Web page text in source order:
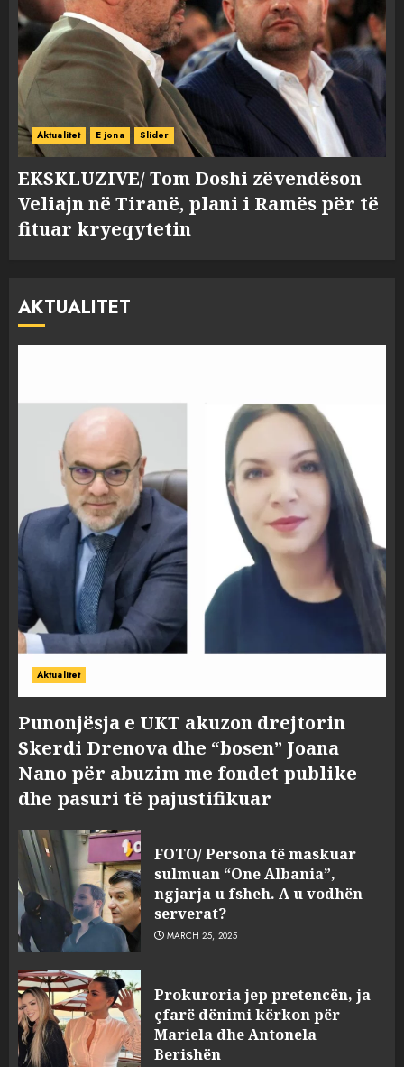
Aktualitet E jona Slider
EKSKLUZIVE/ Tom Doshi zëvendëson
Veliajn në Tiranë, plani i Ramës për të
fituar kryeqytetin
AKTUALITET
Aktualitet
Punonjësja e UKT akuzon drejtorin
Skerdi Drenova dhe “bosen” Joana
Nano për abuzim me fondet publike
dhe pasuri të pajustifikuar
FOTO/ Persona të maskuar
sulmuan “One Albania”,
ngjarja u fsheh. A u vodhën
serverat?
MARCH 25, 2025
Prokuroria jep pretencën, ja
çfarë dënimi kërkon për
Mariela dhe Antonela
Berishën